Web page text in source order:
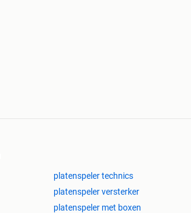
platenspeler technics
platenspeler versterker
platenspeler met boxen